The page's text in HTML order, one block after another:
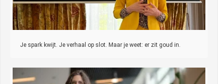
Je spark kwijt. Je verhaal op slot. Maar je weet: er zit goud in.